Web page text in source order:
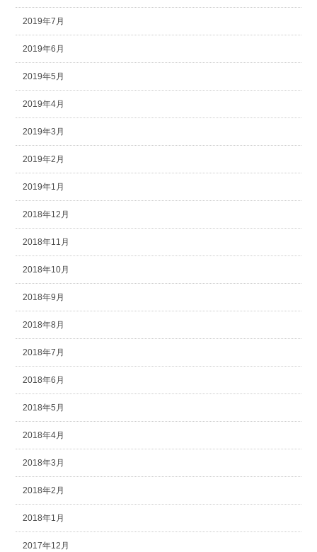
2019年7月
2019年6月
2019年5月
2019年4月
2019年3月
2019年2月
2019年1月
2018年12月
2018年11月
2018年10月
2018年9月
2018年8月
2018年7月
2018年6月
2018年5月
2018年4月
2018年3月
2018年2月
2018年1月
2017年12月